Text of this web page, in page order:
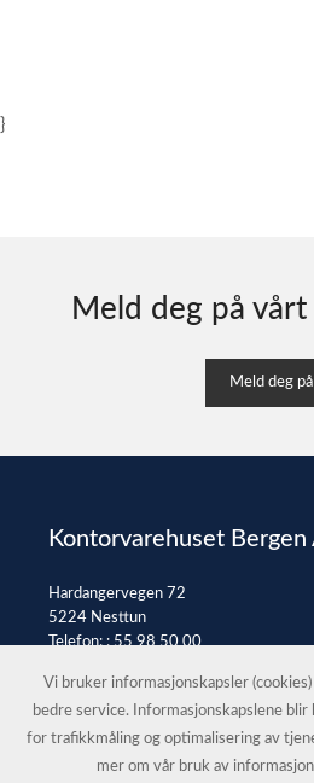
}
Meld deg på
Meld deg på
Kontorvarehuset Bergen
Hardangervegen 72
5224 Nesttun
Telefon: :55 98 50 00
© Kontorvarehuset Bergen AS |
Vi bruker informasjonskapsler
bedre service. Informasjonskapslene
for trafikkmåling og optimalisering av
mer om vår bruk av